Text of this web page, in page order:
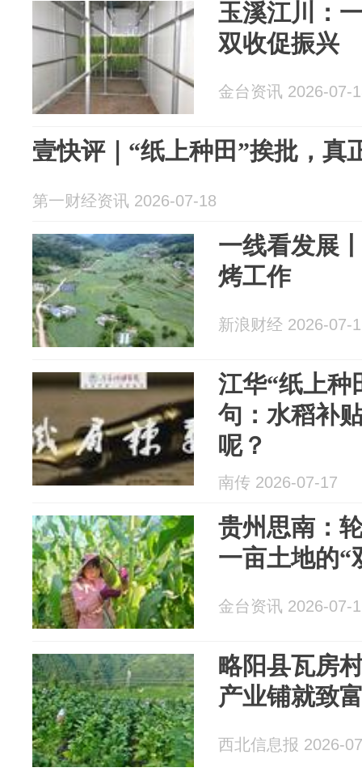
玉溪江川：
双收促振兴
金台资讯 2026-07-
壹快评｜“纸上种田”挨批，真
第一财经资讯 2026-07-18
一线看发展
烤工作
新浪财经 2026-07-
江华“纸上种
句：水稻补
呢？
南传 2026-07-17
贵州思南：
一亩土地的“
金台资讯 2026-07-
略阳县瓦房
产业铺就致
西北信息报 2026-